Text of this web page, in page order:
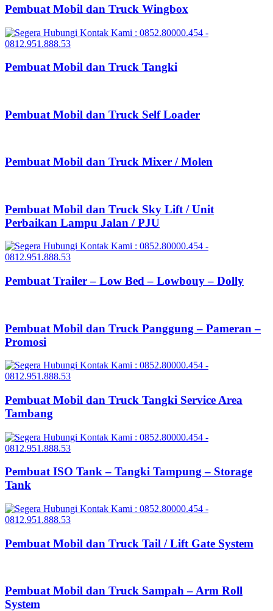
Pembuat Mobil dan Truck Wingbox
Pembuat Mobil dan Truck Tangki
Pembuat Mobil dan Truck Self Loader
Pembuat Mobil dan Truck Mixer / Molen
Pembuat Mobil dan Truck Sky Lift / Unit
Perbaikan Lampu Jalan / PJU
Pembuat Trailer – Low Bed – Lowbouy – Dolly
Pembuat Mobil dan Truck Panggung – Pameran –
Promosi
Pembuat Mobil dan Truck Tangki Service Area
Tambang
Pembuat ISO Tank – Tangki Tampung – Storage
Tank
Pembuat Mobil dan Truck Tail / Lift Gate System
Pembuat Mobil dan Truck Sampah – Arm Roll
System